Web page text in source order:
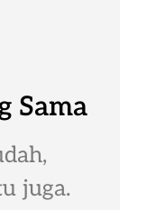
Sama
juga.